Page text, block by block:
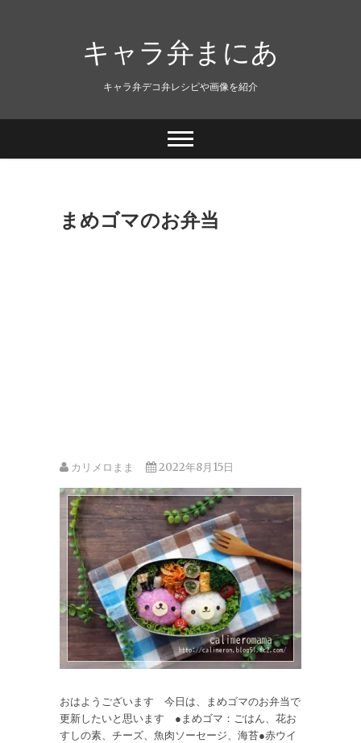
キャラ弁まにあ
キャラ弁デコ弁レシピや画像を紹介
まめゴマのお弁当
カリメロまま 2022年8月15日
おはようございます 今日は、まめゴマのお弁当で
更新したいと思います ●まめゴマ：ごはん、花お
すしの素、チーズ、魚肉ソーセージ、海苔●赤ウイ